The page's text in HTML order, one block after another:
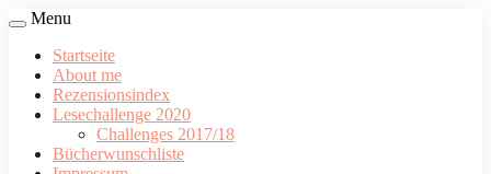
Menu
Startseite
About me
Rezensionsindex
Lesechallenge 2020
Challenges 2017/18
Bücherwunschliste